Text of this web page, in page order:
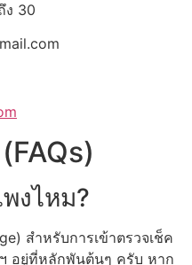
ง 30
งไหม?
สำหรับการเข้าตรวจเช็ค
ฯ อยู่ที่หลักพันต้นๆ ครับ หาก